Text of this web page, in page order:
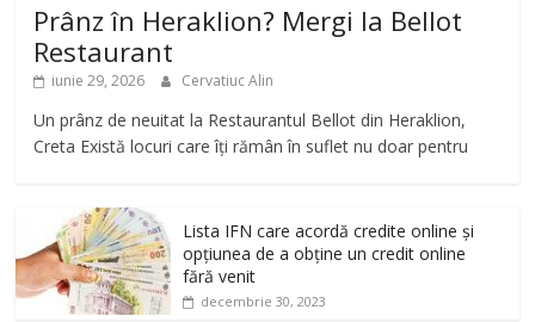
Prânz în Heraklion? Mergi la Bellot
Restaurant
iunie 29, 2026 Cervatiuc Alin
Un prânz de neuitat la Restaurantul Bellot din Heraklion,
Creta Există locuri care îți rămân în suflet nu doar pentru
Lista IFN care acordă credite online și
opțiunea de a obține un credit online
fără venit
decembrie 30, 2023